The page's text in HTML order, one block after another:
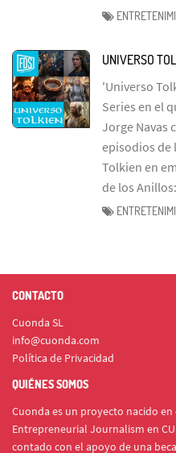
UNIVERSO
'Universo
Series en el
Jorge Navas
episodios de
Tolkien en
de los
CONTACTO
Cuonda SL
info@cuonda.com
Política de Privacidad
QUIÉNES SOMOS
Cuonda es un proyecto nacido
Entrepreneurial Journalism en
contado con el apoyo de una